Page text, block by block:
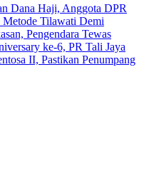
Dana Haji, Anggota DPR
Tilawati Demi
Pengendara Tewas
ke-6, PR Tali Jaya
II, Pastikan Penumpang